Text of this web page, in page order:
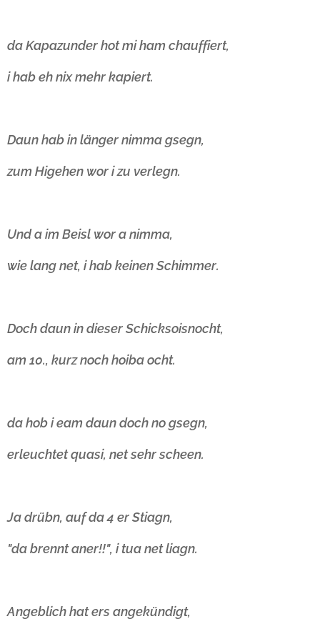
da Kapazunder hot mi ham chauffiert,
i hab eh nix mehr kapiert.
Daun hab in länger nimma gsegn,
zum Higehen wor i zu verlegn.
Und a im Beisl wor a nimma,
wie lang net, i hab keinen Schimmer.
Doch daun in dieser Schicksoisnocht,
am 10., kurz noch hoiba ocht.
da hob i eam daun doch no gsegn,
erleuchtet quasi, net sehr scheen.
Ja drübn, auf da 4 er Stiagn,
"da brennt aner!!", i tua net liagn.
Angeblich hat ers angekündigt,